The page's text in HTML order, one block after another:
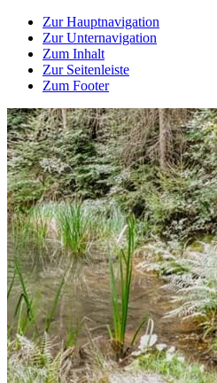
Zur Hauptnavigation
Zur Unternavigation
Zum Inhalt
Zur Seitenleiste
Zum Footer